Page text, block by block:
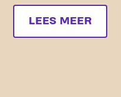
LEES MEER